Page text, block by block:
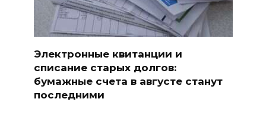
Электронные квитанции и
списание старых долгов:
бумажные счета в августе станут
последними